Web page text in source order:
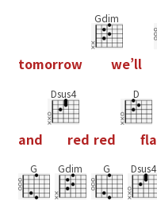
tomorrow
Gdim
we’ll
and
Dsus4
red red
D
fa
G Gdim G Dsus4